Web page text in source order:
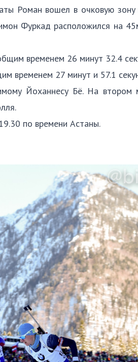
Роман вошел в очковую
Фуркад расположился на
временем 26 минут 32.4
временем 27 минут и 57.1
Йоханнесу Бё. На втором
по времени Астаны.